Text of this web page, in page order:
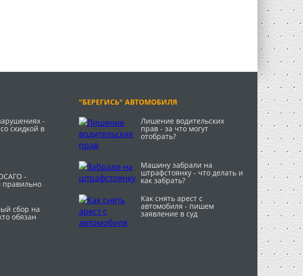
-
скидкой в
-
правильно
сбор на
обязан
"БЕРЕГИСЬ" АВТОМОБИЛЯ
Лишение водительских
прав - за что могут
отобрать?
Машину забрали на
штрафстоянку - что делать и
как забрать?
Как снять арест с
автомобиля - пишем
заявление в суд